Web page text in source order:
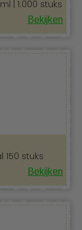
gebruik
alle
en
vandaag nog
uw
| 1.000 stuks
Bekijken
150 stuks
Bekijken